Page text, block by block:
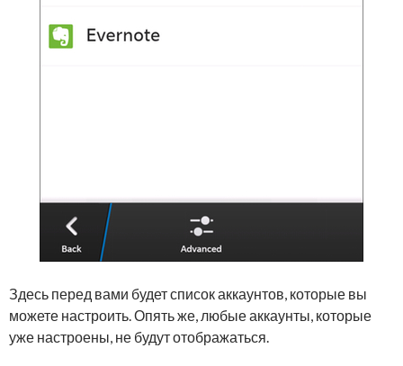
Здесь перед вами будет список аккаунтов, которые вы
можете настроить. Опять же, любые аккаунты, которые
уже настроены, не будут отображаться.